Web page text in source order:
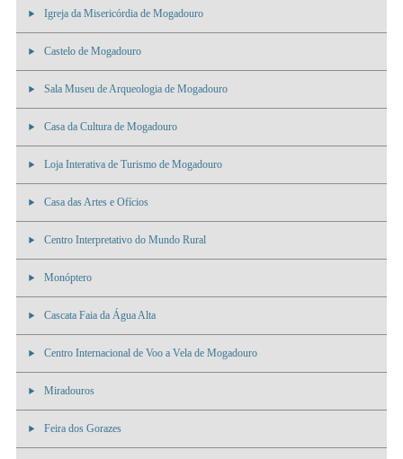
Igreja da Misericórdia de Mogadouro
Castelo de Mogadouro
Sala Museu de Arqueologia de Mogadouro
Casa da Cultura de Mogadouro
Loja Interativa de Turismo de Mogadouro
Casa das Artes e Ofícios
Centro Interpretativo do Mundo Rural
Monóptero
Cascata Faia da Água Alta
Centro Internacional de Voo a Vela de Mogadouro
Miradouros
Feira dos Gorazes